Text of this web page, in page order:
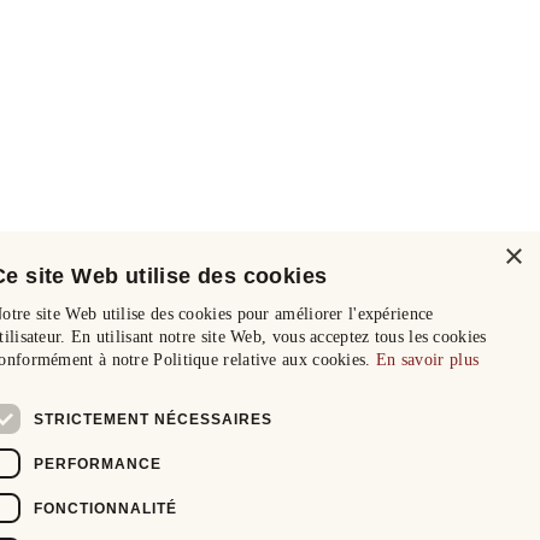
×
site Web utilise des cookies
site Web utilise des cookies pour améliorer l'expérience
En utilisant notre site Web, vous acceptez tous les cookies
à notre Politique relative aux cookies. En savoir plus
STRICTEMENT NÉCESSAIRES
PERFORMANCE
FONCTIONNALITÉ